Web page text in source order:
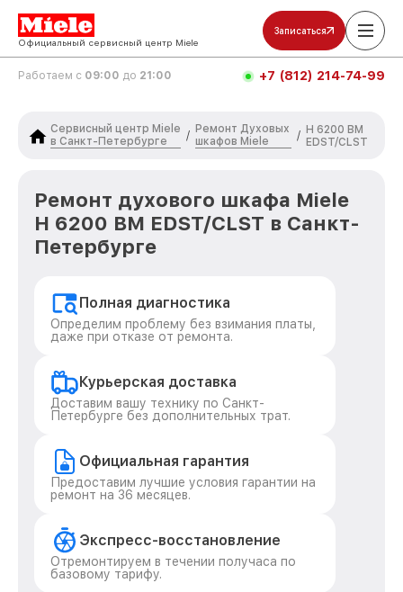
Официальный сервисный центр Miele
Записаться
Работаем с 09:00 до 21:00 +7 (812) 214-74-99
Сервисный центр Miele
в Санкт-Петербурге
/
Ремонт Духовых
шкафов Miele
/ H 6200 BM
EDST/CLST
Ремонт духового шкафа Miele
H 6200 BM EDST/CLST в Санкт-
Петербурге
Полная диагностика
Определим проблему без взимания платы,
даже при отказе от ремонта.
Курьерская доставка
Доставим вашу технику по Санкт-
Петербурге без дополнительных трат.
Официальная гарантия
Предоставим лучшие условия гарантии на
ремонт на 36 месяцев.
Экспресс-восстановление
Отремонтируем в течении получаса по
базовому тарифу.